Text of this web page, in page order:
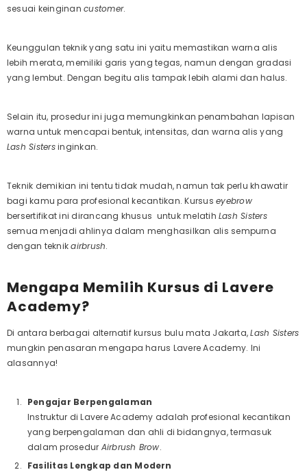
sesuai keinginancustomer.
Keunggulan teknik yang satu ini yaitu memastikan warna alis
lebih merata, memiliki garis yang tegas, namun dengan gradasi
yang lembut. Dengan begitu alis tampak lebih alami dan halus.
Selain itu, prosedur ini juga memungkinkan penambahan lapisan
warna untuk mencapai bentuk, intensitas, dan warna alis yang
Lash Sistersinginkan.
Teknik demikian ini tentu tidak mudah, namun tak perlu khawatir
bagi kamu para profesional kecantikan.Kursuseyebrow
bersertifikatini dirancang khusus untuk melatihLash Sisters
semua menjadi ahlinya dalam menghasilkan alis sempurna
dengan teknikairbrush.
Mengapa Memilih Kursus di Lavere
Academy?
Di antara berbagai alternatifkursus bulu mata Jakarta,Lash Sisters
mungkin penasaran mengapa harus Lavere Academy. Ini
alasannya!
Pengajar Berpengalaman
Instruktur di Lavere Academy adalah profesional kecantikan
yang berpengalaman dan ahli di bidangnya, termasuk
dalam prosedur Airbrush Brow.
Fasilitas Lengkap dan Modern